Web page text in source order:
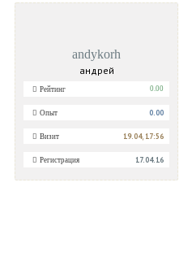
andykorh
андрей
Рейтинг 0.00
Опыт 0.00
Визит 19.04, 17:56
Регистрация 17.04.16